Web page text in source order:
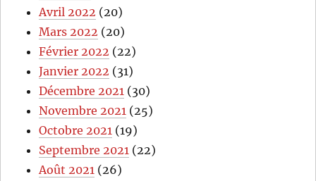
Avril 2022 (20)
Mars 2022 (20)
Février 2022 (22)
Janvier 2022 (31)
Décembre 2021 (30)
Novembre 2021 (25)
Octobre 2021 (19)
Septembre 2021 (22)
Août 2021 (26)